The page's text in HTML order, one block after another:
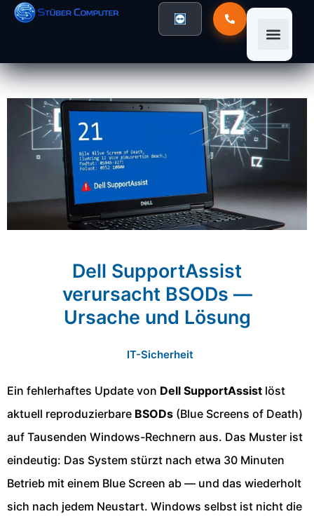
Dell SupportAssist
verursacht BSODs —
Ursache und Lösung
IT-Sicherheit
Ein fehlerhaftes Update von Dell SupportAssist löst
aktuell reproduzierbare BSODs (Blue Screens of Death)
auf Tausenden Windows-Rechnern aus. Das Muster ist
eindeutig: Das System stürzt nach etwa 30 Minuten
Betrieb mit einem Blue Screen ab — und das wiederholt
sich nach jedem Neustart. Windows selbst ist nicht die